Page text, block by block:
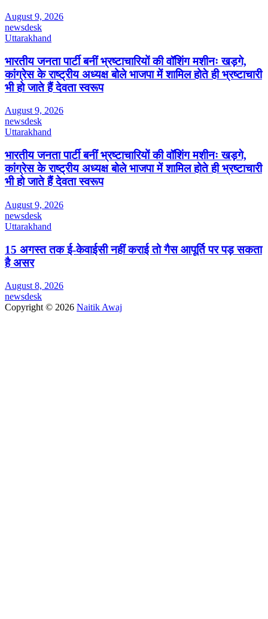
August 9, 2026
newsdesk
Uttarakhand
भारतीय जनता पार्टी बनीं भ्रष्टाचारियों की वॉशिंग मशीनः खड़गे,
कांग्रेस के राष्ट्रीय अध्यक्ष बोले भाजपा में शामिल होते ही भ्रष्टाचारी
भी हो जाते हैं देवता स्वरूप
August 9, 2026
newsdesk
Uttarakhand
भारतीय जनता पार्टी बनीं भ्रष्टाचारियों की वॉशिंग मशीनः खड़गे,
कांग्रेस के राष्ट्रीय अध्यक्ष बोले भाजपा में शामिल होते ही भ्रष्टाचारी
भी हो जाते हैं देवता स्वरूप
August 9, 2026
newsdesk
Uttarakhand
15 अगस्त तक ई-केवाईसी नहीं कराई तो गैस आपूर्ति पर पड़ सकता
है असर
August 8, 2026
newsdesk
Copyright © 2026 Naitik Awaj